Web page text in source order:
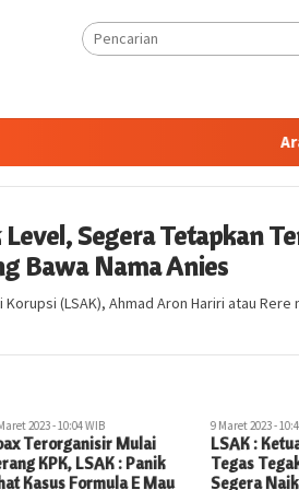
Arahan
Segera Tetapkan
Bawa Nama Anies
Korupsi (LSAK), Ahmad Aron Hariri atau
9 Maret 2023 - 10:40 WIB
LSAK : Ketua KPK Harus
Tegas Tegakkan Hukum,
Segera Naikkan Status Kasus
22
LSAK